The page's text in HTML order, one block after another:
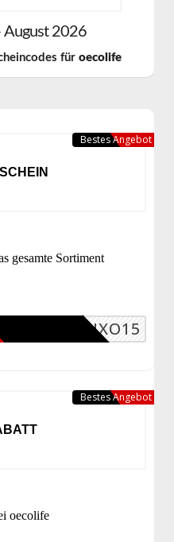
August 2026
für oecolife
gesamte Sortiment
CFUXO15
Bestes Angebot
oecolife
Bestes Angebot